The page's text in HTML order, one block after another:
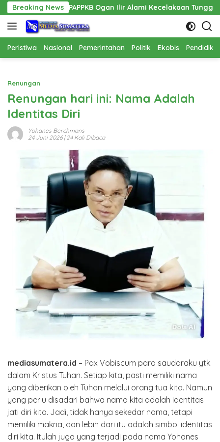
Langsung
ke
konten
Breaking NewsOgan Ilir Alami Kecelakaan Tunggal
Peristiwa Nasional Pemerintahan Politik Ekobis
Renungan
Renungan hari ini: Nama Adalah
Identitas Diri
Yohanes Berchmans
24 Juni 2026| 24 Kali Dibaca
mediasumatera.id – Pax Vobiscum para saudaraku ytk.
dalam Kristus Tuhan. Setiap kita, pasti memiliki nama
yang diberikan oleh Tuhan melalui orang tua kita. Namun
yang perlu disadari bahwa nama kita adalah identitas
jati diri kita. Jadi, tidak hanya sekedar nama, tetapi
memiliki makna, dan lebih dari itu adalah simbol identitas
diri kita. Itulah juga yang terjadi pada nama Yohanes